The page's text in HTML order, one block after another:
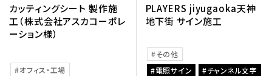
カッティングシート 製作施
工（株式会社アスカコーポレ
ーション様）
オフィス・工場
PLAYERS jiyugaoka天神
地下街 サイン施工
その他
電照サイン
チャンネル文字